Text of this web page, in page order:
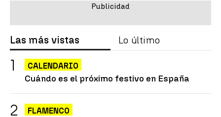
Las más vistas Lo último
CALENDARIO
Cuándo es el próximo festivo en España
FLAMENCO